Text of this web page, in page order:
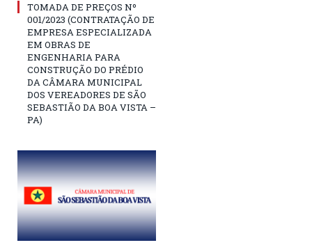
TOMADA DE PREÇOS Nº
001/2023 (CONTRATAÇÃO DE
EMPRESA ESPECIALIZADA
EM OBRAS DE
ENGENHARIA PARA
CONSTRUÇÃO DO PRÉDIO
DA CÂMARA MUNICIPAL
DOS VEREADORES DE SÃO
SEBASTIÃO DA BOA VISTA –
PA)